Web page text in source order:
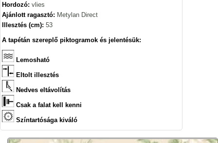
Hordozó: vlies
Ajánlott ragasztó: Metylan Direct
Illesztés (cm): 53
A tapétán szereplő piktogramok és jelentésük:
Lemosható
Eltolt illesztés
Nedves eltávolítás
Csak a falat kell kenni
Színtartósága kiváló